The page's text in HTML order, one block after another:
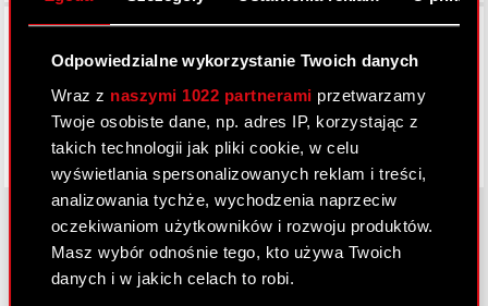
Odpowiedzialne wykorzystanie Twoich danych
Wraz z naszymi 1022 partnerami przetwarzamy
Twoje osobiste dane, np. adres IP, korzystając z
takich technologii jak pliki cookie, w celu
wyświetlania spersonalizowanych reklam i treści,
analizowania tychże, wychodzenia naprzeciw
oczekiwaniom użytkowników i rozwoju produktów.
Masz wybór odnośnie tego, kto używa Twoich
danych i w jakich celach to robi.
Facebook
O CD PROJEKT